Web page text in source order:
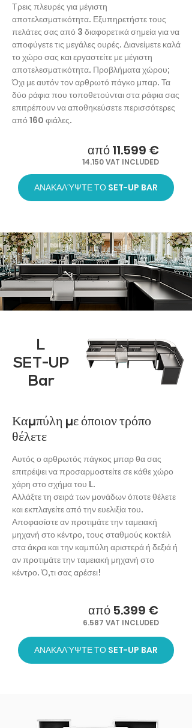
Τρεις πλευρές για μέγιστη
αποτελεσματικότητα. Εξυπηρετήστε τους
πελάτες σας από 3 διαφορετικά σημεία για να
αποφύγετε τις μεγάλες ουρές. Διανείμετε καλά
το χώρο σας και εργαστείτε με μέγιστη
αποτελεσματικότητα. Προβλήματα χώρου;
Όχι με αυτόν τον αρθρωτό πάγκο μπαρ. Τα
δύο ράφια που τοποθετούνται στα ράφια σας
επιτρέπουν να αποθηκεύσετε περισσότερες
από 160 φιάλες.
από 11.599 €
14.150 VAT INCLUDED
ΑΝΑΚΑΛΎΨΤΕ ΤΟ SET-UP BAR
L
SET-UP
Bar
Καμπύλη με όποιον τρόπο
θέλετε
Αυτός ο αρθρωτός πάγκος μπαρ θα σας
επιτρέψει να προσαρμοστείτε σε κάθε χώρο
χάρη στο σχήμα του L.
Αλλάξτε τη σειρά των μονάδων όποτε θέλετε
και εκπλαγείτε από την ευελιξία του.
Αποφασίστε αν προτιμάτε την ταμειακή
μηχανή στο κέντρο, τους σταθμούς κοκτέιλ
στα άκρα και την καμπύλη αριστερά ή δεξιά ή
αν προτιμάτε την ταμειακή μηχανή στο
κέντρο. Ό,τι σας αρέσει!
από 5.399 €
6.587 VAT INCLUDED
ΑΝΑΚΑΛΎΨΤΕ ΤΟ SET-UP BAR